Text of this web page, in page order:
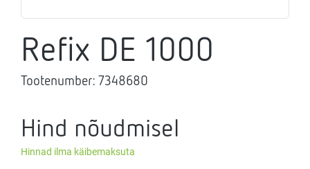
Refix DE 1000
Tootenumber: 7348680
Hind nõudmisel
Hinnad ilma käibemaksuta